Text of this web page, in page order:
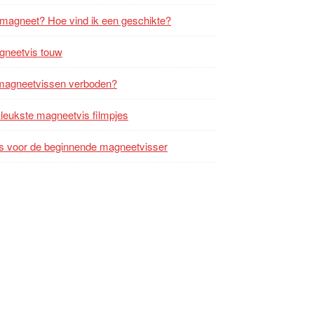
Hoe vind ik een geschikte?
touw
verboden?
magneetvis filmpjes
voor de beginnende magneetvisser